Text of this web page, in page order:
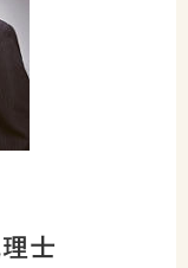
士